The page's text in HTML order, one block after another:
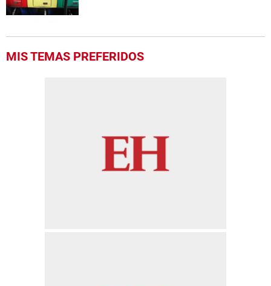
MIS TEMAS PREFERIDOS